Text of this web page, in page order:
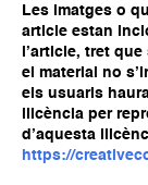
Les imatges o
article estan
l’article, tret
el material no
els usuaris
llicència per
d’aquesta
https://